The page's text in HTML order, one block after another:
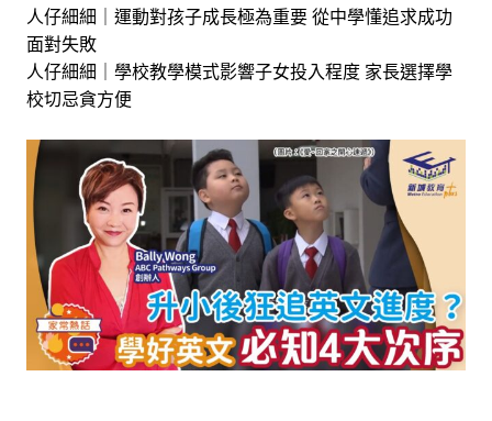
人仔細細｜運動對孩子成長極為重要 從中學懂追求成功
面對失敗
人仔細細｜學校教學模式影響子女投入程度 家長選擇學
校切忌貪方便